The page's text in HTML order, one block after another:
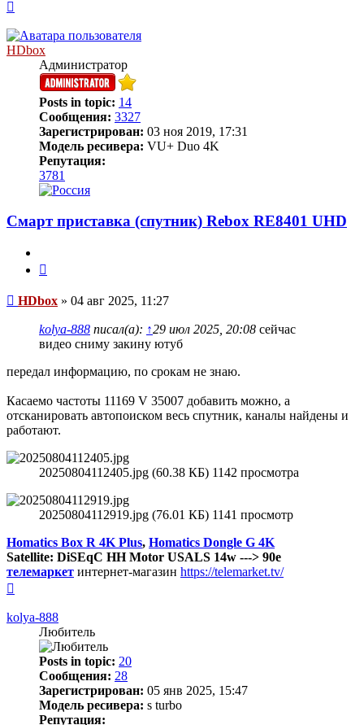
началу
HDbox
Администратор
Posts in topic: 14
Сообщения: 3327
Зарегистрирован: 03 ноя 2019, 17:31
Модель ресивера: VU+ Duo 4K
Репутация:
3781
Смарт приставка (спутник) Rebox RE8401 UHD
Сообщение
HDbox » 04 авг 2025, 11:27
kolya-888 писал(а): ↑29 июл 2025, 20:08 сейчас
видео сниму закину ютуб
передал информацию, по срокам не знаю.
Касаемо частоты 11169 V 35007 добавить можно, а
отсканировать автопоиском весь спутник, каналы найдены и
работают.
20250804112405.jpg (60.38 КБ) 1142 просмотра
20250804112919.jpg (76.01 КБ) 1141 просмотр
Homatics Box R 4K Plus, Homatics Dongle G 4K
Satellite: DiSEqC HH Motor USALS 14w ---> 90e
телемаркет интернет-магазин https://telemarket.tv/
началу
kolya-888
Любитель
Posts in topic: 20
Сообщения: 28
Зарегистрирован: 05 янв 2025, 15:47
Модель ресивера: s turbo
Репутация: